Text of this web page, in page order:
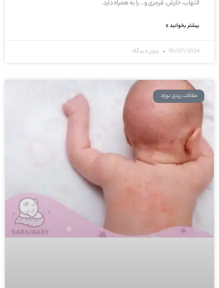
التهاب، خارش، قرمزی و… را به همراه دارد.
بیشتر بخوانید »
10/07/2024 بدون دیدگاه
مقالات زردی نوزاد